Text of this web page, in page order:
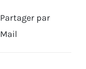
Partager par
Mail